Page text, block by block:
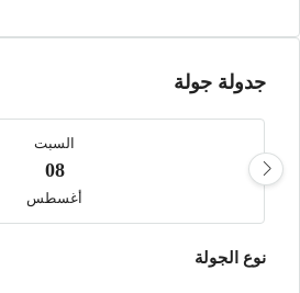
جدولة جولة
السبت
08
أغسطس
نوع الجولة